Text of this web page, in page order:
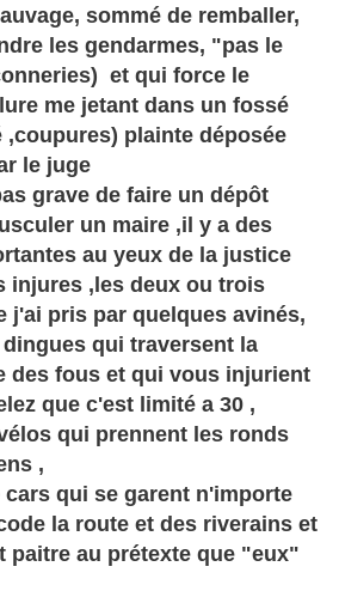
sommé de remballer,
les gendarmes, "pas le
et qui force le
me jetant dans un fossé
,coupures) plainte déposée
le juge
grave de faire un dépôt
un maire ,il y a des
au yeux de la justice
injures ,les deux ou trois
j'ai pris par quelques avinés,
qui traversent la
des fous et qui vous injurient
que c'est limité a 30 ,
qui prennent les ronds
,
cars qui se garent n'importe
la route et des riverains et
paitre au prétexte que "eux"